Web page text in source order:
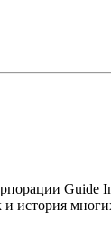
Guide
и история